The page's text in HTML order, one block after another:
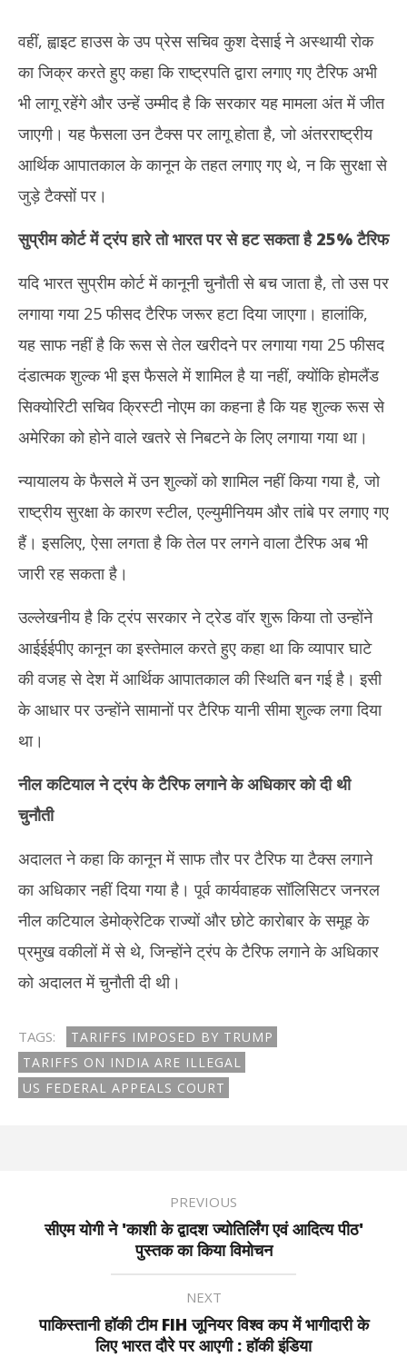
वहीं, ह्वाइट हाउस के उप प्रेस सचिव कुश देसाई ने अस्थायी रोक
का जिक्र करते हुए कहा कि राष्ट्रपति द्वारा लगाए गए टैरिफ अभी
भी लागू रहेंगे और उन्हें उम्मीद है कि सरकार यह मामला अंत में जीत
जाएगी। यह फैसला उन टैक्स पर लागू होता है, जो अंतरराष्ट्रीय
आर्थिक आपातकाल के कानून के तहत लगाए गए थे, न कि सुरक्षा से
जुड़े टैक्सों पर।
सुप्रीम कोर्ट में ट्रंप हारे तो भारत पर से हट सकता है 25% टैरिफ
यदि भारत सुप्रीम कोर्ट में कानूनी चुनौती से बच जाता है, तो उस पर
लगाया गया 25 फीसद टैरिफ जरूर हटा दिया जाएगा। हालांकि,
यह साफ नहीं है कि रूस से तेल खरीदने पर लगाया गया 25 फीसद
दंडात्मक शुल्क भी इस फैसले में शामिल है या नहीं, क्योंकि होमलैंड
सिक्योरिटी सचिव क्रिस्टी नोएम का कहना है कि यह शुल्क रूस से
अमेरिका को होने वाले खतरे से निबटने के लिए लगाया गया था।
न्यायालय के फैसले में उन शुल्कों को शामिल नहीं किया गया है, जो
राष्ट्रीय सुरक्षा के कारण स्टील, एल्युमीनियम और तांबे पर लगाए गए
हैं। इसलिए, ऐसा लगता है कि तेल पर लगने वाला टैरिफ अब भी
जारी रह सकता है।
उल्लेखनीय है कि ट्रंप सरकार ने ट्रेड वॉर शुरू किया तो उन्होंने
आईईईपीए कानून का इस्तेमाल करते हुए कहा था कि व्यापार घाटे
की वजह से देश में आर्थिक आपातकाल की स्थिति बन गई है। इसी
के आधार पर उन्होंने सामानों पर टैरिफ यानी सीमा शुल्क लगा दिया
था।
नील कटियाल ने ट्रंप के टैरिफ लगाने के अधिकार को दी थी
चुनौती
अदालत ने कहा कि कानून में साफ तौर पर टैरिफ या टैक्स लगाने
का अधिकार नहीं दिया गया है। पूर्व कार्यवाहक सॉलिसिटर जनरल
नील कटियाल डेमोक्रेटिक राज्यों और छोटे कारोबार के समूह के
प्रमुख वकीलों में से थे, जिन्होंने ट्रंप के टैरिफ लगाने के अधिकार
को अदालत में चुनौती दी थी।
TAGS:
TARIFFS IMPOSED BY TRUMP
TARIFFS ON INDIA ARE ILLEGAL
US FEDERAL APPEALS COURT
PREVIOUS
सीएम योगी ने 'काशी के द्वादश ज्योतिर्लिंग एवं आदित्य पीठ'
पुस्तक का किया विमोचन
NEXT
पाकिस्तानी हॉकी टीम FIH जूनियर विश्व कप में भागीदारी के
लिए भारत दौरे पर आएगी : हॉकी इंडिया